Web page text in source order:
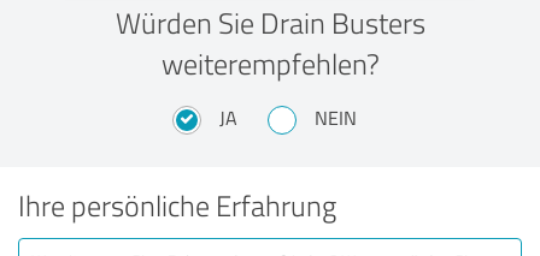
Würden Sie Drain Busters
weiterempfehlen?
JA NEIN
Ihre persönliche Erfahrung